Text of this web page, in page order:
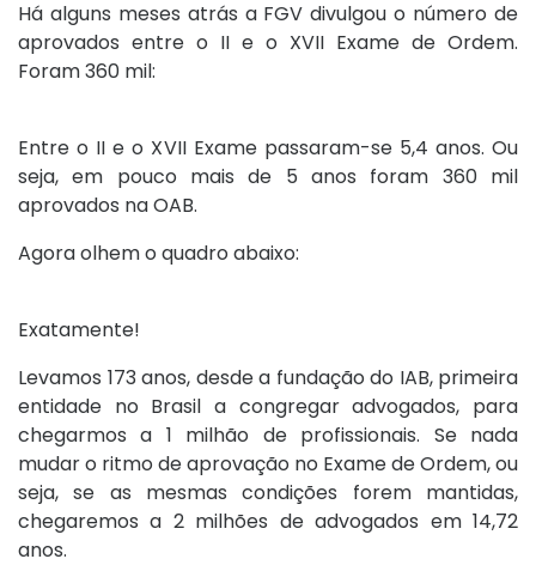
Há alguns meses atrás a FGV divulgou o número de
aprovados entre o II e o XVII Exame de Ordem.
Foram 360 mil:
Entre o II e o XVII Exame passaram-se 5,4 anos. Ou
seja, em pouco mais de 5 anos foram 360 mil
aprovados na OAB.
Agora olhem o quadro abaixo:
Exatamente!
Levamos 173 anos, desde a fundação do IAB, primeira
entidade no Brasil a congregar advogados, para
chegarmos a 1 milhão de profissionais. Se nada
mudar o ritmo de aprovação no Exame de Ordem, ou
seja, se as mesmas condições forem mantidas,
chegaremos a 2 milhões de advogados em 14,72
anos.